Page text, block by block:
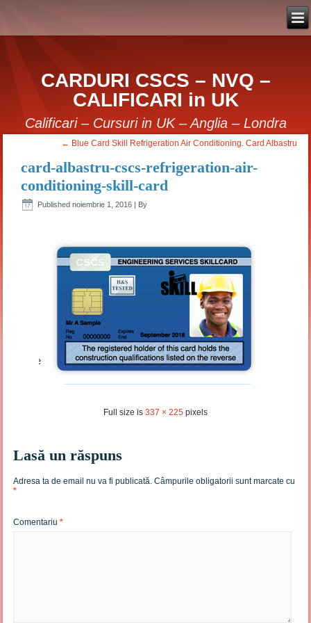
CARDURI CSCS – NVQ –
CALIFICARI in UK
Calificari – Cursuri in UK – Anglia – Londra
← Blue Card Skill Refrigeration Air Conditioning. Card Albastru
card-albastru-cscs-refrigeration-air-
conditioning-skill-card
Published noiembrie 1, 2016 | By
Full size is 337 × 225 pixels
Lasă un răspuns
Adresa ta de email nu va fi publicată. Câmpurile obligatorii sunt marcate cu
*
Comentariu*